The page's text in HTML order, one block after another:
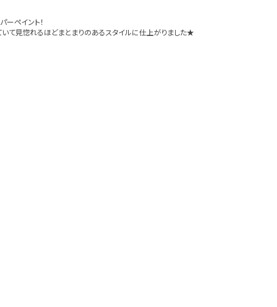
ーペイント！
いて見惚れるほどまとまりのあるスタイルに仕上がりました★